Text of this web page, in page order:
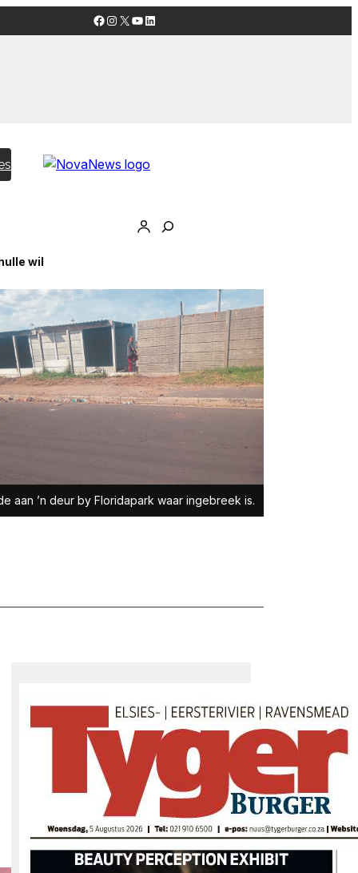
Facebook
Instagram
X YouTube
LinkedIn
wil
aan ’n deur by Floridapark waar ingebreek is.